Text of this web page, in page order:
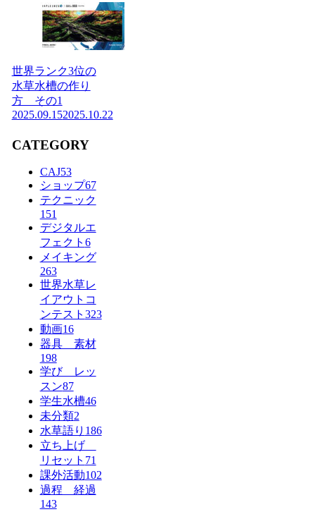
世界ランク3位の
水草水槽の作り
方 その1
2025.09.152025.10.22
CATEGORY
CAJ53
ショップ67
テクニック
151
デジタルエ
フェクト 6
メイキング
263
世界水草レ
イアウトコ
ンテスト 323
動画16
器具 素材
198
学び レッ
スン87
学生水槽46
未分類2
水草語り 186
立ち上げ
リセット 71
課外活動102
過程 経過
143